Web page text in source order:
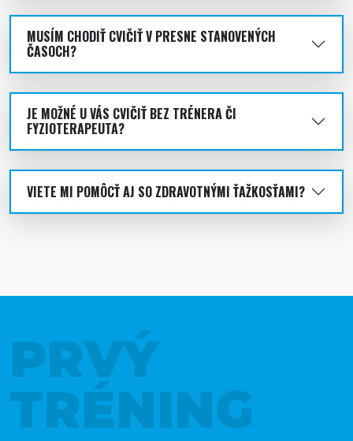
MUSÍM CHODIŤ CVIČIŤ V PRESNE STANOVENÝCH
ČASOCH?
JE MOŽNÉ U VÁS CVIČIŤ BEZ TRÉNERA ČI
FYZIOTERAPEUTA?
VIETE MI POMÔCŤ AJ SO ZDRAVOTNÝMI ŤAŽKOSŤAMI?
PRVÝ
TRÉNING